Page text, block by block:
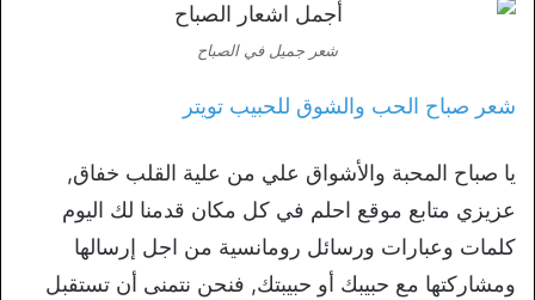
شعر جميل في الصباح
شعر صباح الحب والشوق للحبيب تويتر
يا صباح المحبة والأشواق علي من علية القلب خفاق,
عزيزي متابع موقع احلم في كل مكان قدمنا لك اليوم
كلمات وعبارات ورسائل رومانسية من اجل إرسالها
ومشاركتها مع حبيبك أو حبيبتك, فنحن نتمنى أن تستقبل